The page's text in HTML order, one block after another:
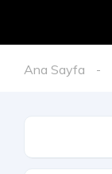
Ana Sayfa